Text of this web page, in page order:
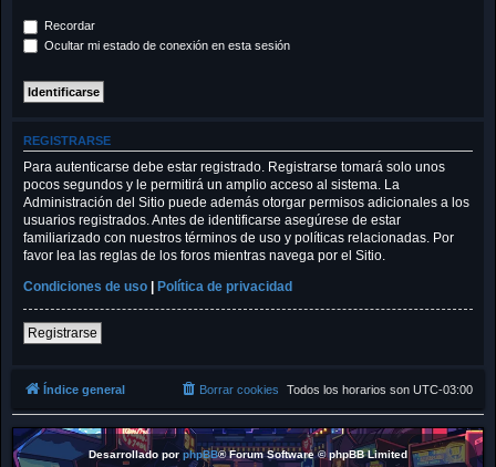
Recordar
Ocultar mi estado de conexión en esta sesión
REGISTRARSE
Para autenticarse debe estar registrado. Registrarse tomará solo unos
pocos segundos y le permitirá un amplio acceso al sistema. La
Administración del Sitio puede además otorgar permisos adicionales a los
usuarios registrados. Antes de identificarse asegúrese de estar
familiarizado con nuestros términos de uso y políticas relacionadas. Por
favor lea las reglas de los foros mientras navega por el Sitio.
Condiciones de uso | Política de privacidad
Registrarse
Índice general Todos los horarios son UTC-03:00
Borrar cookies
Desarrollado porphpBB® Forum Software © phpBB Limited